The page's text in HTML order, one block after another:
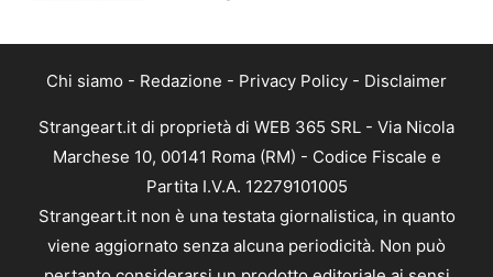
Chi siamo - Redazione - Privacy Policy - Disclaimer
Strangeart.it di proprietà di WEB 365 SRL - Via Nicola
Marchese 10, 00141 Roma (RM) - Codice Fiscale e
Partita I.V.A. 12279101005
Strangeart.it non è una testata giornalistica, in quanto
viene aggiornato senza alcuna periodicità. Non può